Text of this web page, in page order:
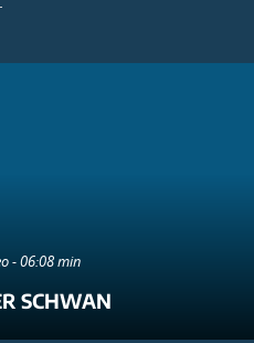
- 06:08 min
SCHWAN